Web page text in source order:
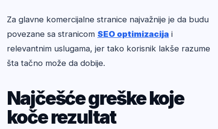
Za glavne komercijalne stranice najvažnije je da budu
povezane sa stranicom SEO optimizacija i
relevantnim uslugama, jer tako korisnik lakše razume
šta tačno može da dobije.
Najčešće greške koje
koče rezultat